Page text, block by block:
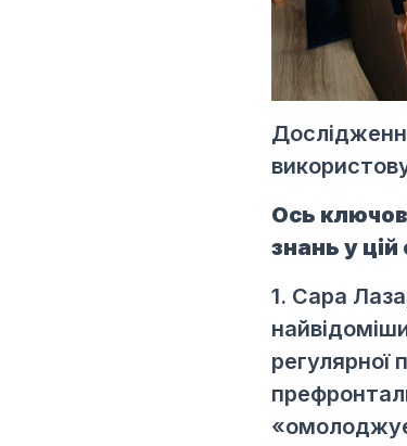
Ось
знань у цій
1. Сара
регулярної